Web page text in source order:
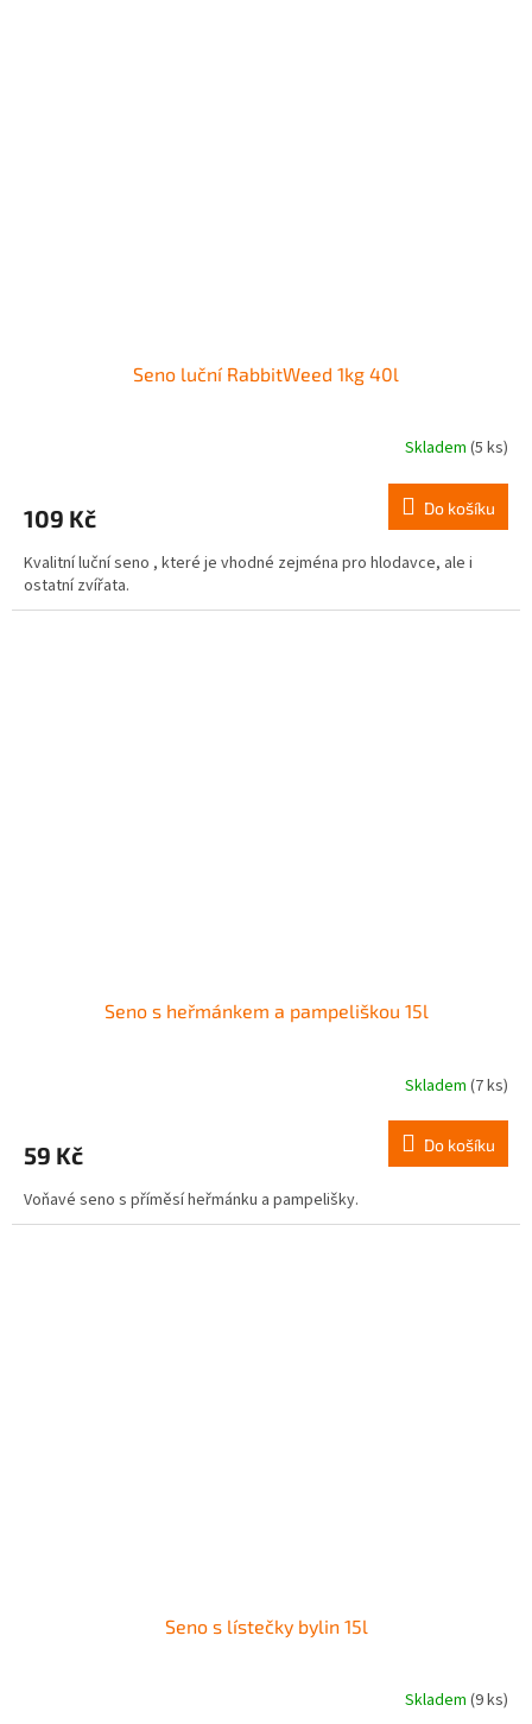
Seno luční RabbitWeed 1kg 40l
Skladem (5 ks)
109 Kč Do košíku
Kvalitní luční seno , které je vhodné zejména pro hlodavce, ale i
ostatní zvířata.
Seno s heřmánkem a pampeliškou 15l
Skladem (7 ks)
59 Kč Do košíku
Voňavé seno s příměsí heřmánku a pampelišky.
Seno s lístečky bylin 15l
Skladem (9 ks)